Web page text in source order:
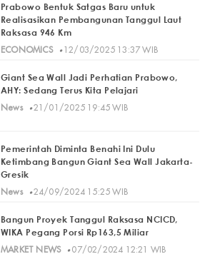
Prabowo Bentuk Satgas Baru untuk
Realisasikan Pembangunan Tanggul Laut
Raksasa 946 Km
ECONOMICS· 12/03/2025 13:37 WIB
Giant Sea Wall Jadi Perhatian Prabowo,
AHY: Sedang Terus Kita Pelajari
News· 21/01/2025 19:45 WIB
Pemerintah Diminta Benahi Ini Dulu
Ketimbang Bangun Giant Sea Wall Jakarta-
Gresik
News· 24/09/2024 15:25 WIB
Bangun Proyek Tanggul Raksasa NCICD,
WIKA Pegang Porsi Rp163,5 Miliar
MARKET NEWS· 07/02/2024 12:21 WIB